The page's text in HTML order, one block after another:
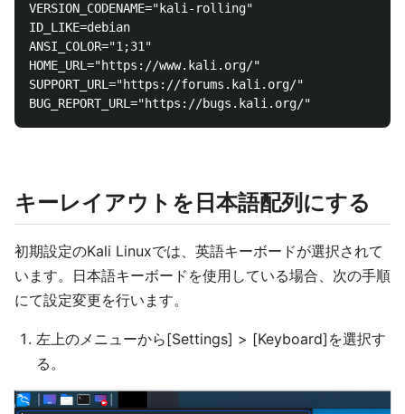
VERSION_CODENAME="kali-rolling"
ID_LIKE=debian
ANSI_COLOR="1;31"
HOME_URL="https://www.kali.org/"
SUPPORT_URL="https://forums.kali.org/"
キーレイアウトを日本語配列にする
初期設定のKali Linuxでは、英語キーボードが選択されて
います。日本語キーボードを使用している場合、次の手順
にて設定変更を行います。
左上のメニューから[Settings] > [Keyboard]を選択す
る。